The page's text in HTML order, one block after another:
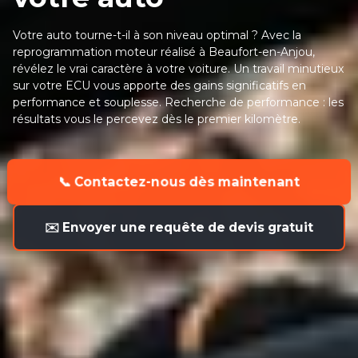
Votre auto tourne-t-il à son niveau optimal ? Avec la
reprogrammation moteur réalisé à Beaufort-en-Anjou,
révélez le vrai caractère à votre voiture. Un travail minutieux
sur votre ECU vous apporte des gains significatifs en
performance et souplesse. Recherche de performance : les
résultats vous le percevez dès le premier kilomètre.
📞 Contactez-nous dès maintenant
✉️ Envoyer une requête de devis gratuit